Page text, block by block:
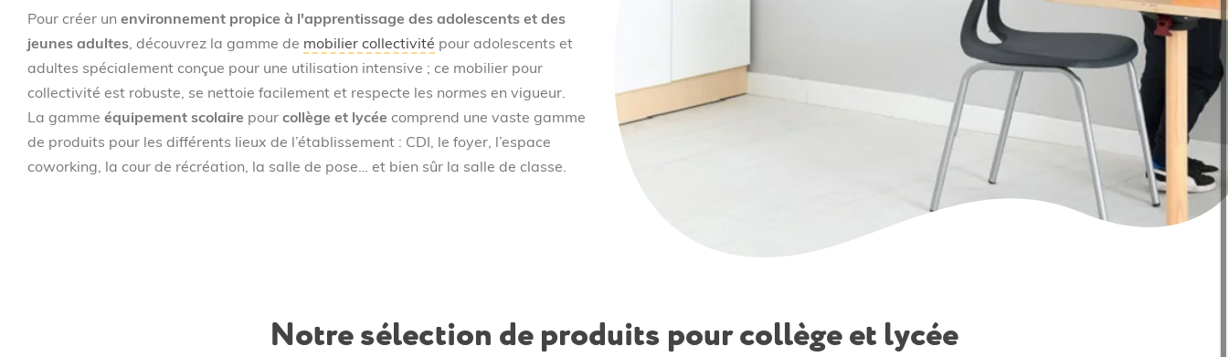
Pour créer un environnement propice à l'apprentissage des adolescents et des
jeunes adultes, découvrez la gamme de mobilier collectivité pour adolescents et
adultes spécialement conçue pour une utilisation intensive ; ce mobilier pour
collectivité est robuste, se nettoie facilement et respecte les normes en vigueur.
La gamme équipement scolaire pour collège et lycée comprend une vaste gamme
de produits pour les différents lieux de l’établissement : CDI, le foyer, l’espace
coworking, la cour de récréation, la salle de pose… et bien sûr la salle de classe.
Notre sélection de produits pour collège et lycée